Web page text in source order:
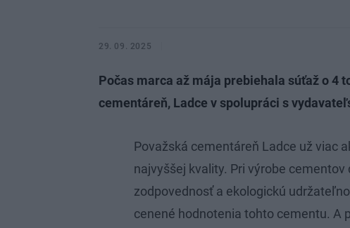
29. 09. 2025
Počas marca až mája prebiehala súťaž o 4
cementáreň, Ladce v spolupráci s
Považská cementáreň Ladce už viac
najvyššej kvality. Pri výrobe
zodpovednosť a ekologickú
cenené hodnotenia tohto cementu. A